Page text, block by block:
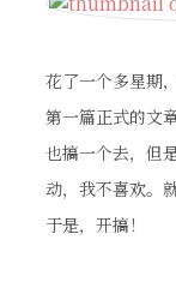
花了一个多星期
第一篇正式的文
也搞一个去，但
动，我不喜欢。
于是，开搞！